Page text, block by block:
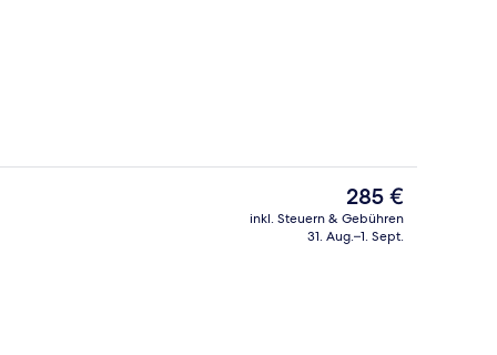
Der
aktuelle
Preis
285 €
inkl. Steuern & Gebühren
31. Aug.–1. Sept.